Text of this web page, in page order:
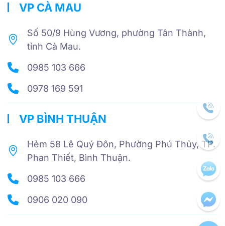
VP CÀ MAU
Số 50/9 Hùng Vương, phường Tân Thành,
tỉnh Cà Mau.
0985 103 666
0978 169 591
VP BÌNH THUẬN
Hẻm 58 Lê Quý Đôn, Phường Phú Thủy, TP.
Phan Thiết, Bình Thuận.
0985 103 666
0906 020 090